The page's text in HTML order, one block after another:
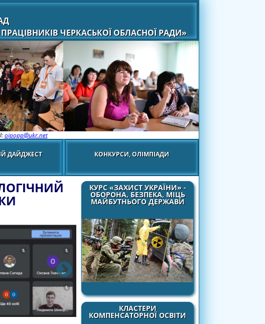
ЧЕРКАСЬКОЇ ОБЛАСНОЇ РАДИ»
oipopp@ukr.net
ДАЙДЖЕСТ КОНКУРСИ, ОЛІМПІАДИ
КУРС «ЗАХИСТ УКРАЇНИ» -
ОБОРОНА, БЕЗПЕКА, МІЦЬ
МАЙБУТНЬОГО ДЕРЖАВИ
КЛАСТЕРИ
КОМПЕНСАТОРНОЇ ОСВІТИ